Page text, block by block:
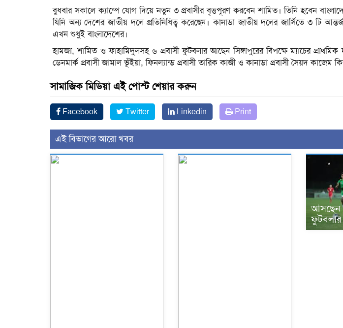
বুধবার সকালে ক্যাম্পে যোগ দিয়ে নতুন ৩ প্রবাসীর বৃত্তপূরণ করবেন শামিত। তিনি হবেন
যিনি অন্য দেশের জাতীয় দলে প্রতিনিধিত্ব করেছেন। কানাডা জাতীয় দলের জার্সিতে ৩ টি
এখন শুধুই বাংলাদেশের।
হামজা, শামিত ও ফাহামিদুলসহ ৬ প্রবাসী ফুটবলার আছেন সিঙ্গাপুরের বিপক্ষে ম্যাচের
ডেনমার্ক প্রবাসী জামাল ভূঁইয়া, ফিনল্যান্ড প্রবাসী তারিক কাজী ও কানাডা প্রবাসী সৈয়দ কাজেম
সামাজিক মিডিয়া এই পোস্ট শেয়ার করুন
Facebook Twitter Linkedin Print
এই বিভাগের আরো খবর
আসছেন
ফুটবলার